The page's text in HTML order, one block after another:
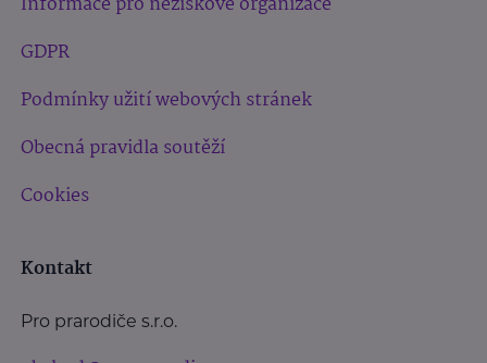
GDPR
Podmínky užití webových stránek
Obecná pravidla soutěží
Cookies
Kontakt
Pro prarodiče s.r.o.